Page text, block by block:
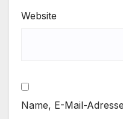
Website
Name, E-Mail-